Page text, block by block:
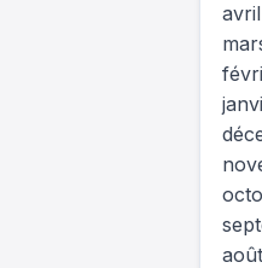
avril